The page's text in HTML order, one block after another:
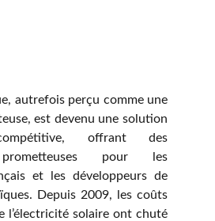
autrefois perçu comme une
est devenu une solution
offrant des
prometteuses pour les
et les développeurs de
Depuis 2009, les coûts
l’électricité solaire ont chuté